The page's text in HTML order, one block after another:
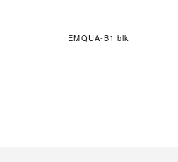
EMQUA-B1 blk